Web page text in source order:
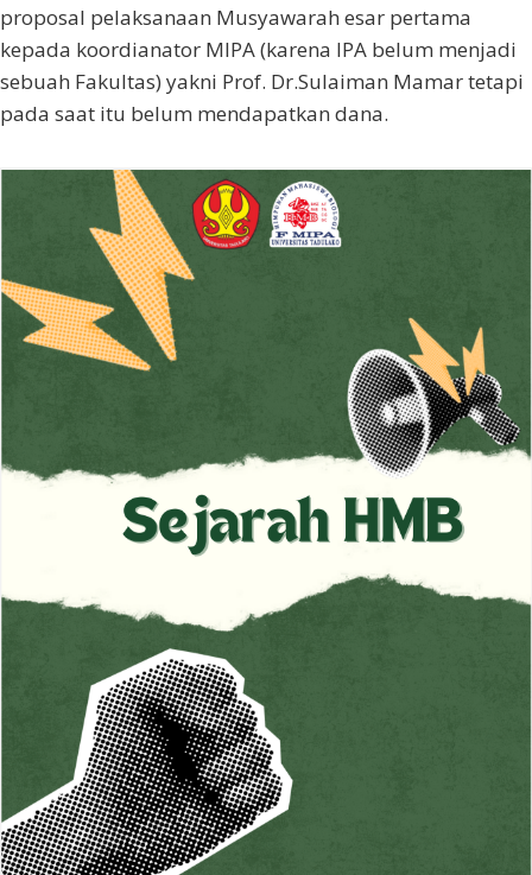
proposal pelaksanaan Musyawarah esar pertama
kepada koordianator MIPA (karena IPA belum menjadi
sebuah Fakultas) yakni Prof. Dr.Sulaiman Mamar tetapi
pada saat itu belum mendapatkan dana.